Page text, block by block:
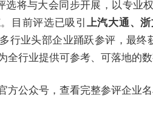
选将与大会同步开展，以专业
目前评选已吸引 上汽大通、
行业头部企业踊跃参评，最终
全行业提供可参考、可落地的数
方公众号，查看完整参评企业名